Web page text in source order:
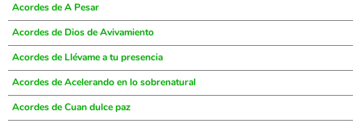
Acordes de A Pesar
Acordes de Dios de Avivamiento
Acordes de Llévame a tu presencia
Acordes de Acelerando en lo sobrenatural
Acordes de Cuan dulce paz